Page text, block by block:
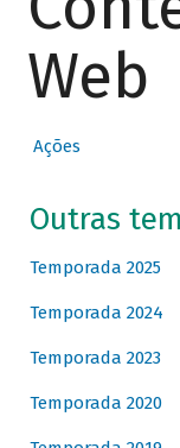
Web
Ações
Outras
Temporada 2025
Temporada 2024
Temporada 2023
Temporada 2020